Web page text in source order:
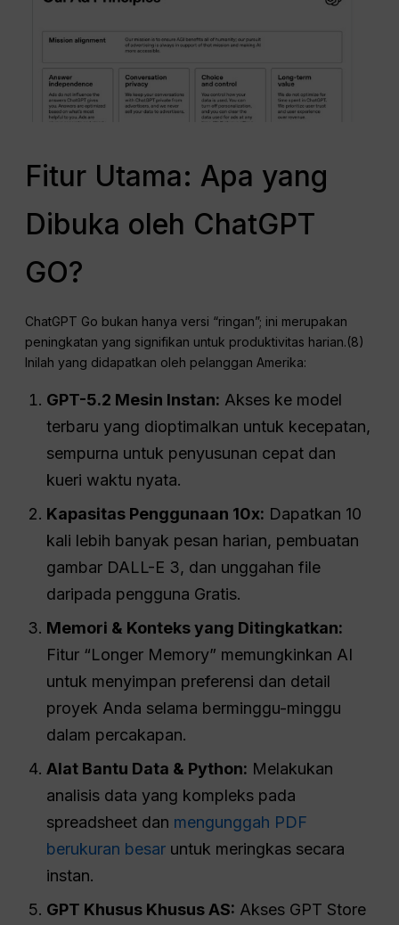
Fitur Utama: Apa yang
Dibuka oleh ChatGPT
GO?
ChatGPT Go bukan hanya versi “ringan”; ini merupakan
peningkatan yang signifikan untuk produktivitas harian.(8)
Inilah yang didapatkan oleh pelanggan Amerika:
GPT-5.2 Mesin Instan: Akses ke model
terbaru yang dioptimalkan untuk kecepatan,
sempurna untuk penyusunan cepat dan
kueri waktu nyata.
Kapasitas Penggunaan 10x: Dapatkan 10
kali lebih banyak pesan harian, pembuatan
gambar DALL-E 3, dan unggahan file
daripada pengguna Gratis.
Memori & Konteks yang Ditingkatkan:
Fitur “Longer Memory” memungkinkan AI
untuk menyimpan preferensi dan detail
proyek Anda selama berminggu-minggu
dalam percakapan.
Alat Bantu Data & Python: Melakukan
analisis data yang kompleks pada
spreadsheet dan mengunggah PDF
berukuran besar untuk meringkas secara
instan.
GPT Khusus Khusus AS: Akses GPT Store